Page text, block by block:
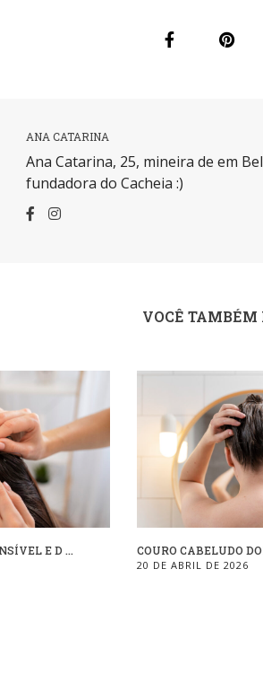
ANA CATARINA
Ana Catarina, 25, mineira de em
fundadora do Cacheia :)
VOCÊ TAMBÉM
E D ... COURO CABELUDO
20 DE ABRIL DE 2026